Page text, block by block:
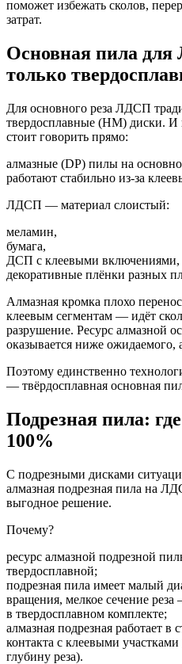
поможет избежать сколов,
затрат.
Основная пила
только
Для основного реза ЛДСП
твердосплавные (HM) диски. И
стоит говорить прямо:
алмазные (DP) пилы на
работают стабильно из-за
ЛДСП — материал слоистый:
меламин,
бумага,
ДСП с клеевыми включениями,
декоративные плёнки разных
Алмазная кромка плохо
клеевым сегментам — идёт
разрушение. Ресурс алмазной
оказывается ниже
Поэтому единственно
— твёрдосплавная основная
Подрезная пила:
100%
С подрезными дисками
алмазная подрезная пила на
выгодное решение.
Почему?
ресурс алмазной подрезной
твердосплавной;
подрезная пила имеет малый
вращения, мелкое сечение
в твердосплавном комплекте;
алмазная подрезная работает в
контакта с клеевыми
глубину реза).